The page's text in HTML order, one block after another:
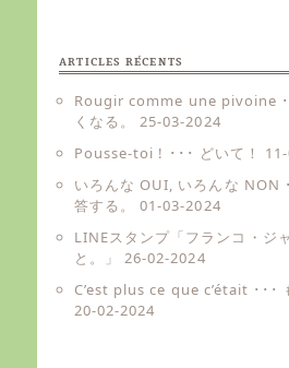
ARTICLES RÉCENTS
Rougir comme une pivoine ･
くなる。
25-03-2024
Pousse-toi ! ･･･ どいて！
いろんな OUI, いろんな NON
答する。
01-03-2024
LINEスタンプ「フランコ・ジ
と。」
26-02-2024
C’est plus ce que c’était ･･･
20-02-2024